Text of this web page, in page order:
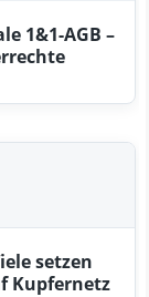
1&1-AGB –
setzen
Kupfernetz